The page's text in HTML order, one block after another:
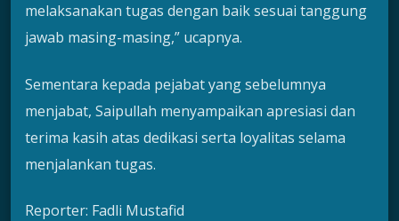
melaksanakan tugas dengan baik sesuai tanggung
jawab masing-masing,” ucapnya.
Sementara kepada pejabat yang sebelumnya
menjabat, Saipullah menyampaikan apresiasi dan
terima kasih atas dedikasi serta loyalitas selama
menjalankan tugas.
Reporter: Fadli Mustafid